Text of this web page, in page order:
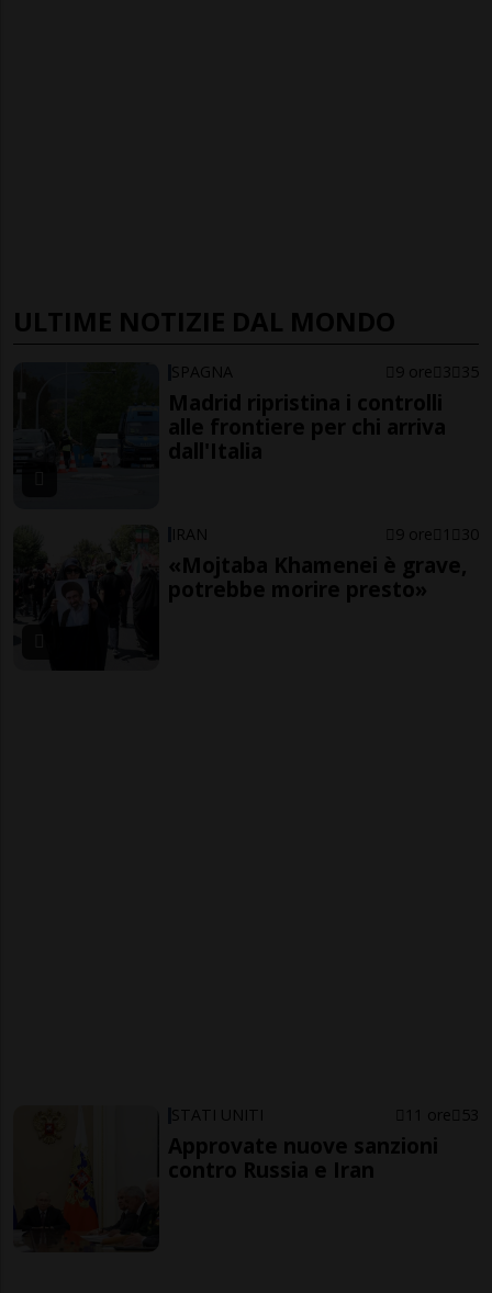
ULTIME NOTIZIE DAL MONDO
SPAGNA 9 ore 3 35
Madrid ripristina i controlli
alle frontiere per chi arriva
dall'Italia
IRAN 9 ore 1 30
«Mojtaba Khamenei è grave,
potrebbe morire presto»
STATI UNITI 11 ore 53
Approvate nuove sanzioni
contro Russia e Iran